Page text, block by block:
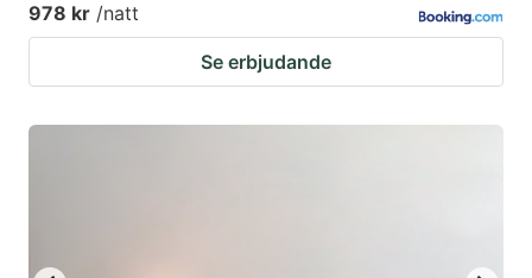
978 kr /natt
Se erbjudande